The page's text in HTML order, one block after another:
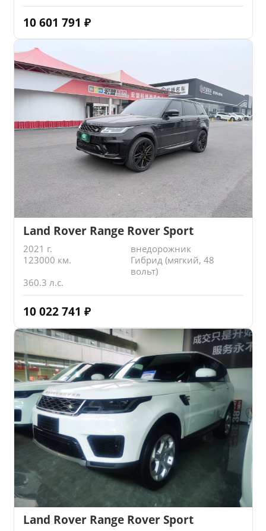
10 601 791 ₽
Land Rover Range Rover Sport
2021 г.
внедорожник
123000 км.
Гибрид (мягкий, 48
вольт)
360.3 л.с.
10 022 741 ₽
Land Rover Range Rover Sport